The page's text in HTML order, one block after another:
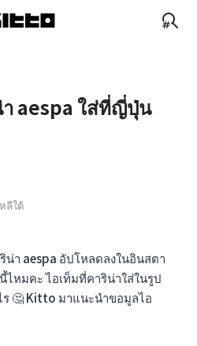
aespa ใส่ที่ญี่ปุ่น
ลีใต้
า aespa อัปโหลดลงในอินสตา
ไหมคะ ไอเท็มที่คาริน่าใส่ในรูป
🤔 Kitto มาแนะนำขอมูลไอ